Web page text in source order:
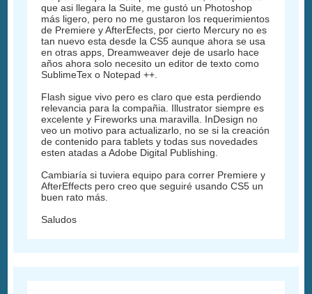
que asi llegara la Suite, me gustó un Photoshop
más ligero, pero no me gustaron los requerimientos
de Premiere y AfterEfects, por cierto Mercury no es
tan nuevo esta desde la CS5 aunque ahora se usa
en otras apps, Dreamweaver deje de usarlo hace
años ahora solo necesito un editor de texto como
SublimeTex o Notepad ++.
Flash sigue vivo pero es claro que esta perdiendo
relevancia para la compañia. Illustrator siempre es
excelente y Fireworks una maravilla. InDesign no
veo un motivo para actualizarlo, no se si la creación
de contenido para tablets y todas sus novedades
esten atadas a Adobe Digital Publishing.
Cambiaría si tuviera equipo para correr Premiere y
AfterEffects pero creo que seguiré usando CS5 un
buen rato más.
Saludos